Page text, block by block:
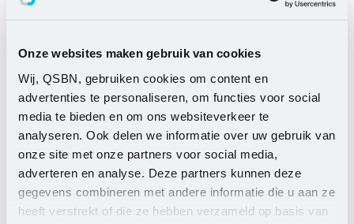
Onze websites maken gebruik van cookies
Wij, QSBN, gebruiken cookies om content en
advertenties te personaliseren, om functies voor social
media te bieden en om ons websiteverkeer te
analyseren. Ook delen we informatie over uw gebruik van
onze site met onze partners voor social media,
adverteren en analyse. Deze partners kunnen deze
gegevens combineren met andere informatie die u aan ze
heeft verstrekt of die ze hebben verzameld op basis van
taal gecreëerd waarmee organisaties en specialisten
uitdagingen.
Wat vind je in het woordenboek?
Met 780 termen geeft dit woordenboek uitleg over
onderwerpen zoals:
Cyberdreigingen en aanvallen
Beveiligingsprotocollen en systemen
Innovatieve methoden voor digitale
weerbaarheid